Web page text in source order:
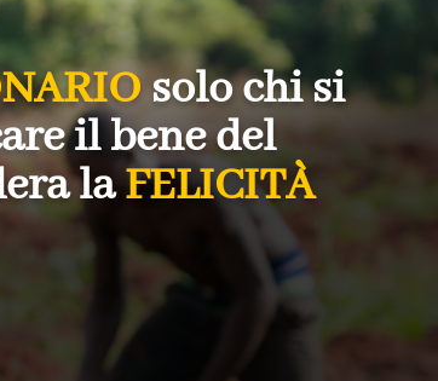
solo chi si
il bene del
laFELICITÀ